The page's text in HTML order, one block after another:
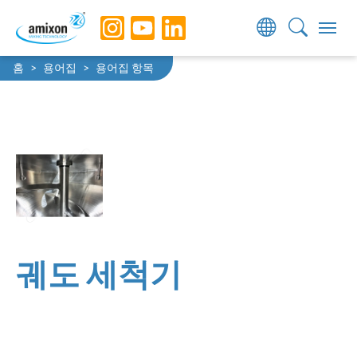
Skip to main navigation
Skip to main content
Skip to page footer
You are here:
홈 용어집 용어집 항목
궤도 세척기